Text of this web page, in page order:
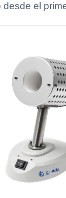
desde el